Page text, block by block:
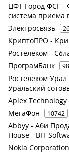
ЦФТ Город ФСГ -
система приема
Электросвязь
КриптоПРО -
Ростелеком -
ПрограмБанк 98
Ростелеком
Уральский
Aplex Technology
МегаФон 10742
Abbyy - Аби
House - BIT
Nokia